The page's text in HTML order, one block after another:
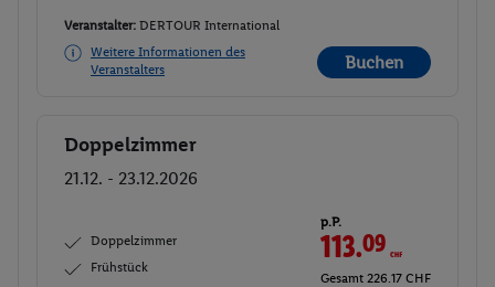
Veranstalter: DERTOUR International
Weitere Informationen des
Veranstalters
Buchen
Buchen
Doppelzimmer
21.12. - 23.12.2026
Doppelzimmer
Frühstück
p.P.
113.09CHF
Gesamt 226.17 CHF